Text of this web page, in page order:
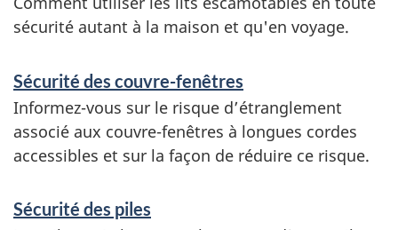
s
e
t
r
e
n
sécurité autant à la maison et qu'en voyage.
Sécurité des couvre-fenêtres
Informez-vous sur le risque d’étranglement
associé aux couvre-fenêtres à longues cordes
accessibles et sur la façon de réduire ce risque.
Sécurité des piles